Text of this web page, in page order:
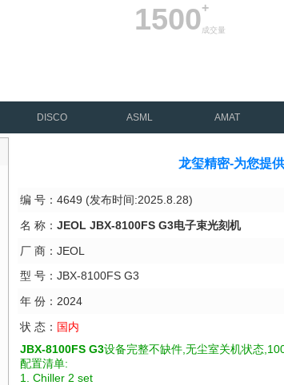
1500+
成交量
DISCO ASML AMAT
龙玺精密-为您提
编 号：4649 (发布时间:2025.8.28)
名 称： JEOL JBX-8100FS G3电子束光刻机
厂 商：JEOL
型 号：JBX-8100FS G3
年 份：2024
状 态： 国内
JBX-8100FS G3设备完整不缺件,无尘室关机状态
配置清单:
1. Chiller 2 set